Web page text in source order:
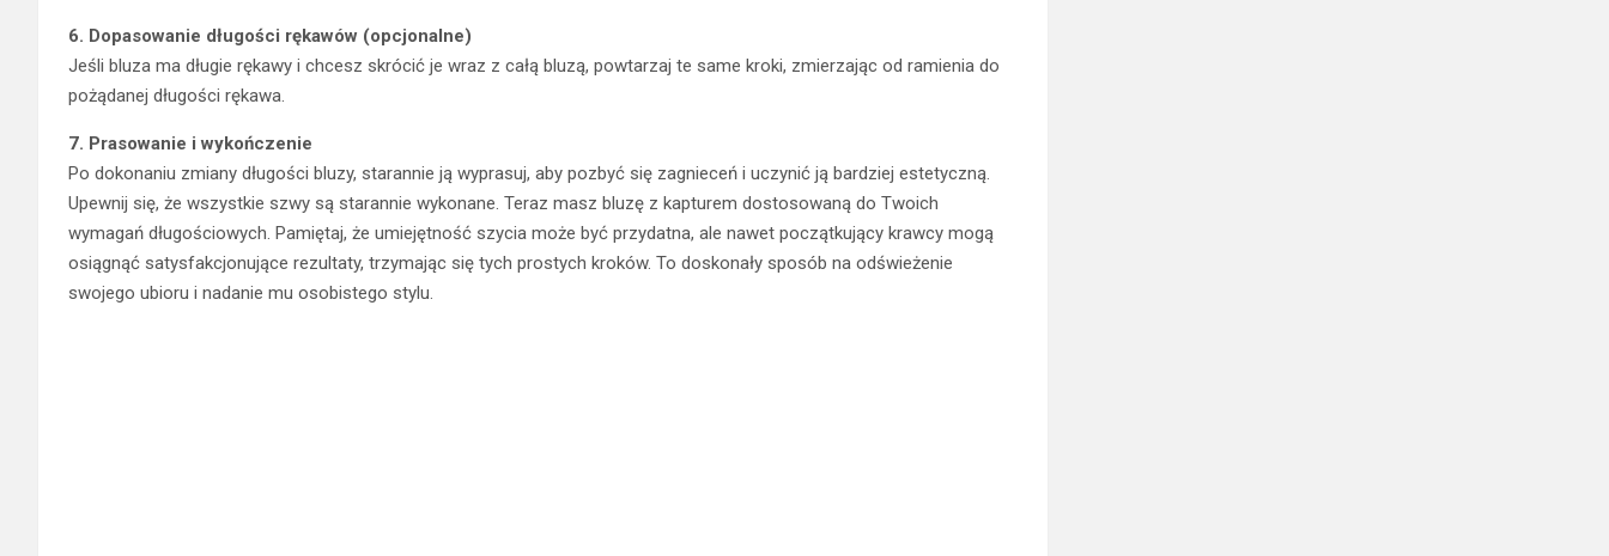
6. Dopasowanie długości rękawów (opcjonalne)
Jeśli bluza ma długie rękawy i chcesz skrócić je wraz z całą bluzą, powtarzaj te same kroki, zmierzając od ramienia do
pożądanej długości rękawa.
7. Prasowanie i wykończenie
Po dokonaniu zmiany długości bluzy, starannie ją wyprasuj, aby pozbyć się zagnieceń i uczynić ją bardziej estetyczną.
Upewnij się, że wszystkie szwy są starannie wykonane. Teraz masz bluzę z kapturem dostosowaną do Twoich
wymagań długościowych. Pamiętaj, że umiejętność szycia może być przydatna, ale nawet początkujący krawcy mogą
osiągnąć satysfakcjonujące rezultaty, trzymając się tych prostych kroków. To doskonały sposób na odświeżenie
swojego ubioru i nadanie mu osobistego stylu.